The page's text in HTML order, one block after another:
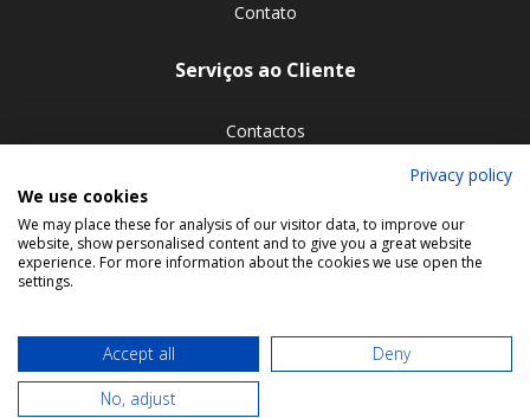
Contato
Serviços ao Cliente
Contactos
Siga-nos nas redes sociais
Privacy policy
We use cookies
We may place these for analysis of our visitor data, to improve our
website, show personalised content and to give you a great website
experience. For more information about the cookies we use open the
settings.
Accept all
Deny
No, adjust